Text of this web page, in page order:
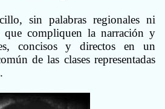
sin palabras regionales ni
que compliquen la narración y
concisos y directos en un
de las clases representadas